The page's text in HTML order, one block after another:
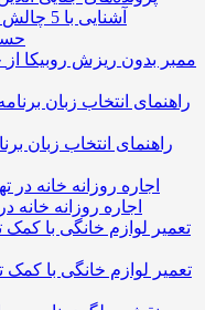
آشنایی با 5 چالش
ممبر بدون ریزش روبیکا از
راهنمای انتخاب زبان
اجاره روزانه خانه